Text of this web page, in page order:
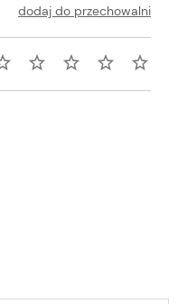
dodaj do przechowalni